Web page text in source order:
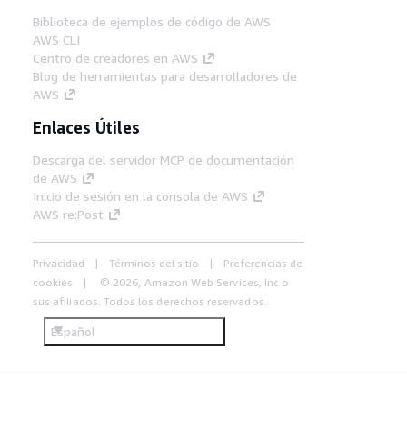
Biblioteca de ejemplos de código de AWS
AWS CLI
Centro de creadores en AWS
Blog de herramientas para desarrolladores de
AWS
Enlaces Útiles
Descarga del servidor MCP de documentación
de AWS
Inicio de sesión en la consola de AWS
AWS re:Post
Privacidad Términos del sitio
Preferencias de
cookies
© 2026, Amazon Web Services, Inc o
sus afiliados. Todos los derechos reservados.
Español